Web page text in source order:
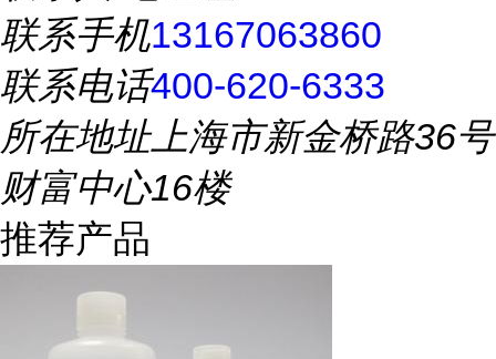
联系手机13167063860
联系电话400-620-6333
所在地址上海市新金桥路36号
财富中心16楼
推荐产品